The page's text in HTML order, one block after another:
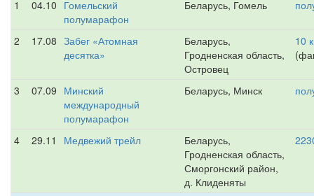
1
04.10 Гомельский
полумарафон
Беларусь, Гомель
2 17.08 Забег «Атомная
десятка»
Беларусь,
Гродненская область,
Островец
10
3 07.09 Минский
международный
полумарафон
Беларусь, Минск
4 29.11 Медвежий трейл
Беларусь,
Гродненская область,
Сморгонский район,
д. Клиденяты